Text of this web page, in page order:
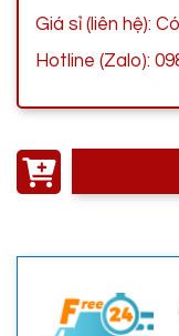
Giá sỉ (liên hệ):
Hotline (Zalo):